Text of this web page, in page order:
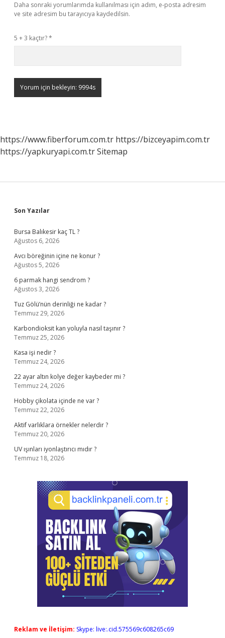
Daha sonraki yorumlarımda kullanılması için adım, e-posta adresim
ve site adresim bu tarayıcıya kaydedilsin.
5 + 3 kaçtır?*
https://www.fiberforum.com.tr https://bizceyapim.com.tr
https://yapkuryapi.com.trSitemap
Sidebar
Son Yazılar
Bursa Balıkesir kaç TL ?
Ağustos 6, 2026
Avcı böreğinin içine ne konur ?
Ağustos 5, 2026
6 parmak hangi sendrom ?
Ağustos 3, 2026
Tuz Gölü’nün derinliği ne kadar ?
Temmuz 29, 2026
Karbondioksit kan yoluyla nasıl taşınır ?
Temmuz 25, 2026
Kasa işi nedir ?
Temmuz 24, 2026
22 ayar altın kolye değer kaybeder mi ?
Temmuz 24, 2026
Hobby çikolata içinde ne var ?
Temmuz 22, 2026
Aktif varlıklara örnekler nelerdir ?
Temmuz 20, 2026
UV ışınları iyonlaştırıcı mıdır ?
Temmuz 18, 2026
Reklam ve İletişim: Skype: live:.cid.575569c608265c69